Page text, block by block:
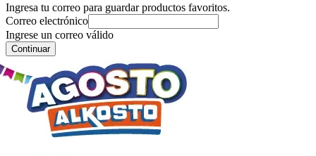
Ingresa tu correo para guardar productos favoritos.
Correo electrónico
Ingrese un correo válido
Continuar